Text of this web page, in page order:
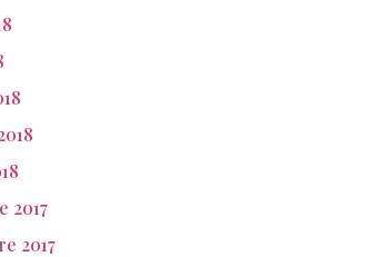
2017
2017